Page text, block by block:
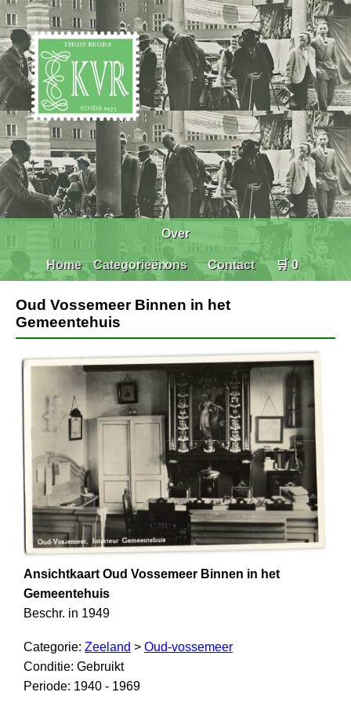
Home Categorieën
Over
ons Contact 🛒 0
Oud Vossemeer Binnen in het
Gemeentehuis
Ansichtkaart Oud Vossemeer Binnen in het
Gemeentehuis
Beschr. in 1949
Categorie: Zeeland > Oud-vossemeer
Conditie: Gebruikt
Periode: 1940 - 1969